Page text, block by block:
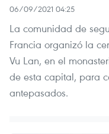
06/09/2021 04:25
La comunidad de
Francia organizó la
Vu Lan, en el
de esta capital, para
antepasados.